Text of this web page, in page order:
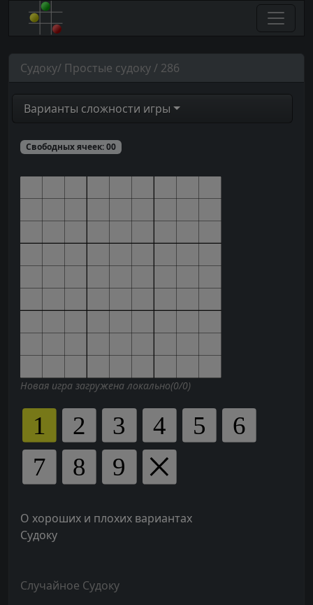
Судоку/ Простые судоку / 286
Варианты сложности игры
Свободных ячеек:00
Новая игра загружена локально(0/0)
О хороших и плохих вариантах
Судоку
Случайное Судоку